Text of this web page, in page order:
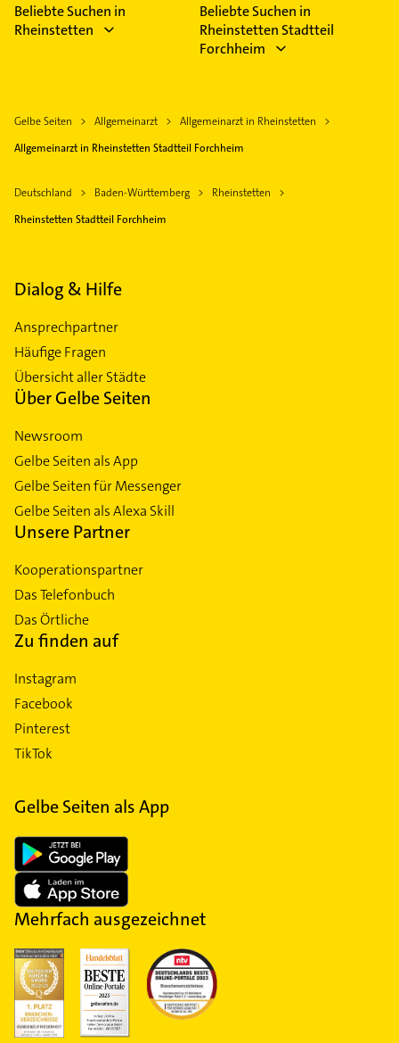
Beliebte Suchen in
Rheinstetten
Beliebte Suchen in
Rheinstetten Stadtteil
Forchheim
Gelbe Seiten Allgemeinarzt
Allgemeinarzt in Rheinstetten
Allgemeinarzt in Rheinstetten Stadtteil Forchheim
Deutschland Baden-Württemberg
Rheinstetten
Rheinstetten Stadtteil Forchheim
Dialog & Hilfe
Ansprechpartner
Häufige Fragen
Übersicht aller Städte
Über Gelbe Seiten
Newsroom
Gelbe Seiten als App
Gelbe Seiten für Messenger
Gelbe Seiten als Alexa Skill
Unsere Partner
Kooperationspartner
Das Telefonbuch
Das Örtliche
Zu finden auf
Instagram
Facebook
Pinterest
TikTok
Gelbe Seiten als App
Mehrfach ausgezeichnet